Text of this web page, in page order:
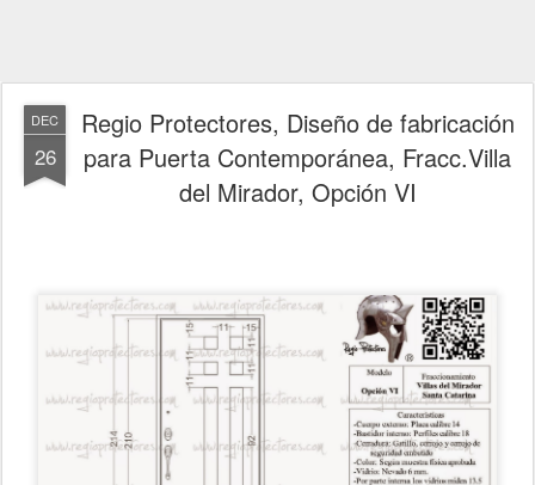
DEC
26
Regio Protectores, Diseño de fabricación
para Puerta Contemporánea, Fracc.Villa
del Mirador, Opción VI